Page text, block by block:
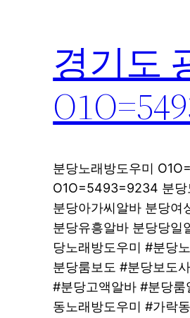
경기도
분당노래방도우미
O1O=5493=9234 분당
분당아가씨알바 분당
분당유흥알바 분당당
당노래방도우미 #분당
분당룸보도 #분당보도
#분당고액알바 #분당
동노래방도우미 #가락